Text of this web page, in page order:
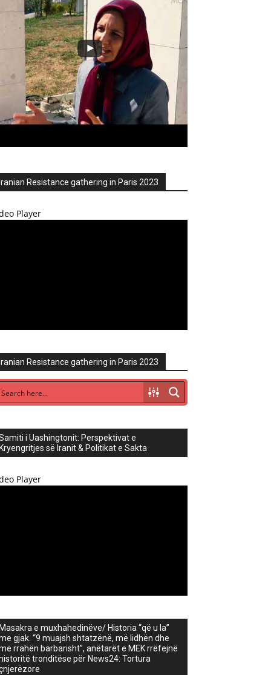
Resistance gathering in Paris 2023
Player
Resistance gathering in Paris 2023
i Uashingtonit: Perspektivat e
së Iranit & Politikat e Sakta
Player
e muxhahedinëve/ Historia “që u la”
gjak. “9 muajsh shtatzënë, më lidhën dhe
rrahën barbarisht”, anëtarët e MEK rrëfejnë
tronditëse për News24: Tortura